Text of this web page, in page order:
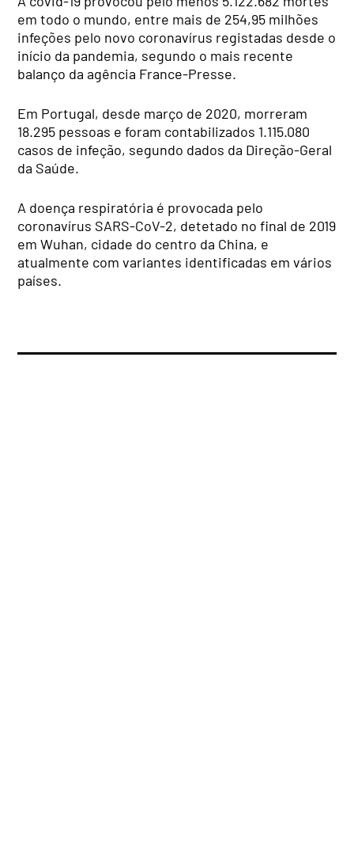
em todo o mundo, entre mais de 254,95 milhões
infeções pelo novo coronavírus registadas desde o
início da pandemia, segundo o mais recente
balanço da agência France-Presse.
Em Portugal, desde março de 2020, morreram
18.295 pessoas e foram contabilizados 1.115.080
casos de infeção, segundo dados da Direção-Geral
da Saúde.
A doença respiratória é provocada pelo
coronavírus SARS-CoV-2, detetado no final de 2019
em Wuhan, cidade do centro da China, e
atualmente com variantes identificadas em vários
países.